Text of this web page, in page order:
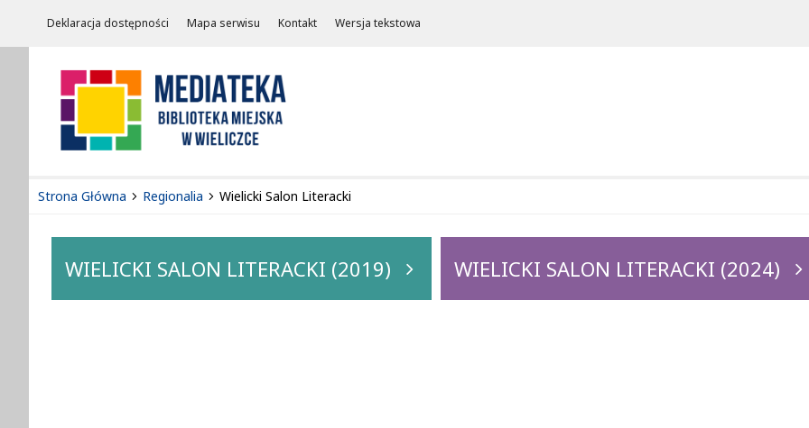
Deklaracja dostępności Mapa serwisu Kontakt Wersja tekstowa
Strona Główna Regionalia Wielicki Salon Literacki
WIELICKI SALON LITERACKI (2019) WIELICKI SALON LITERACKI (2024)